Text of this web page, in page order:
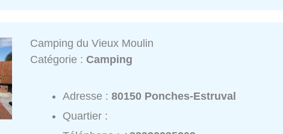
Camping du Vieux Moulin
Catégorie :Camping
Adresse :80150 Ponches-Estruval
Quartier :